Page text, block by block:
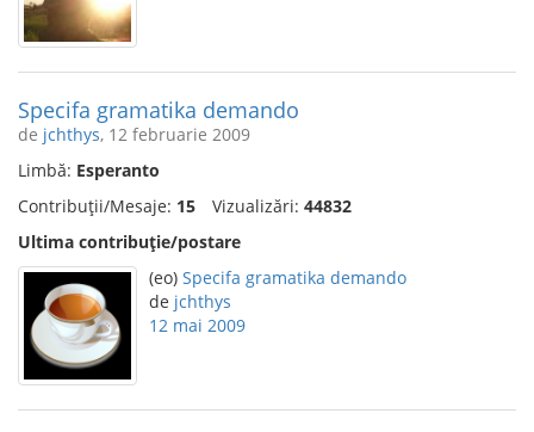
Specifa gramatika demando
de jchthys, 12 februarie 2009
Limbă: Esperanto
Contribuții/Mesaje: 15 Vizualizări: 44832
Ultima contribuție/postare
(eo) Specifa gramatika demando
de jchthys
12 mai 2009